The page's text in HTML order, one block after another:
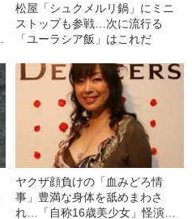
松屋「シュクメルリ鍋」にミニ
ストップも参戦…次に流行る
「ユーラシア飯」はこれだ
ヤクザ顔負けの「血みどろ情
事」豊満な身体を舐めまわさ
れ…「自称16歳美少女」怪演